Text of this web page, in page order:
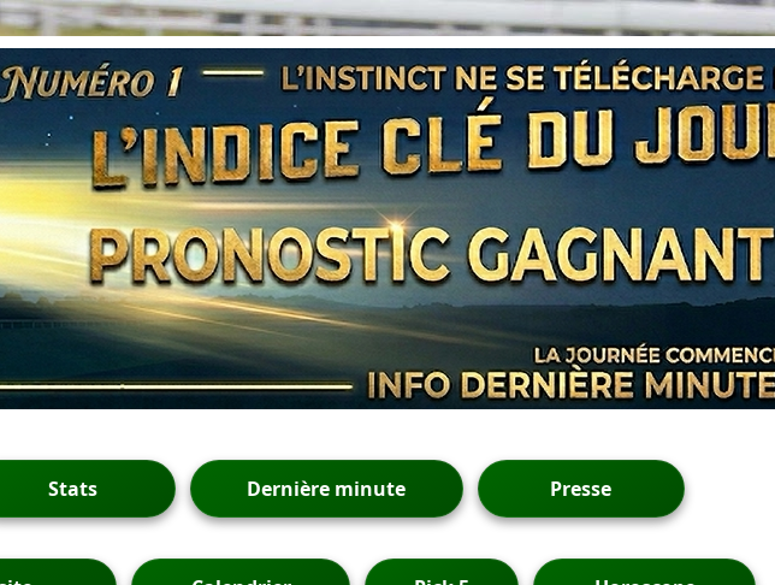
Stats Dernière minute Presse